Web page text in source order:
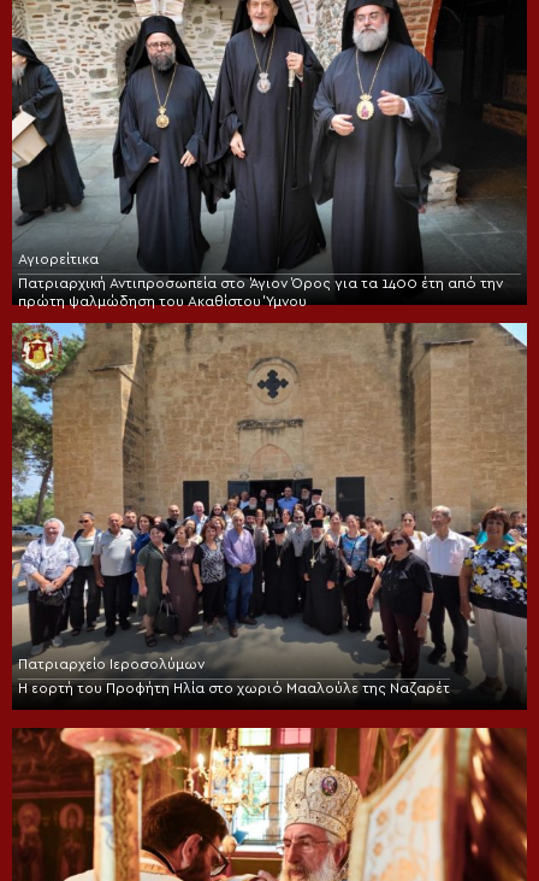
Αγιορείτικα
Πατριαρχική Αντιπροσωπεία στο Άγιον Όρος για τα 1400 έτη από την
πρώτη ψαλμώδηση του Ακαθίστου Ύμνου
Πατριαρχείο Ιεροσολύμων
Η εορτή του Προφήτη Ηλία στο χωριό Μααλούλε της Ναζαρέτ